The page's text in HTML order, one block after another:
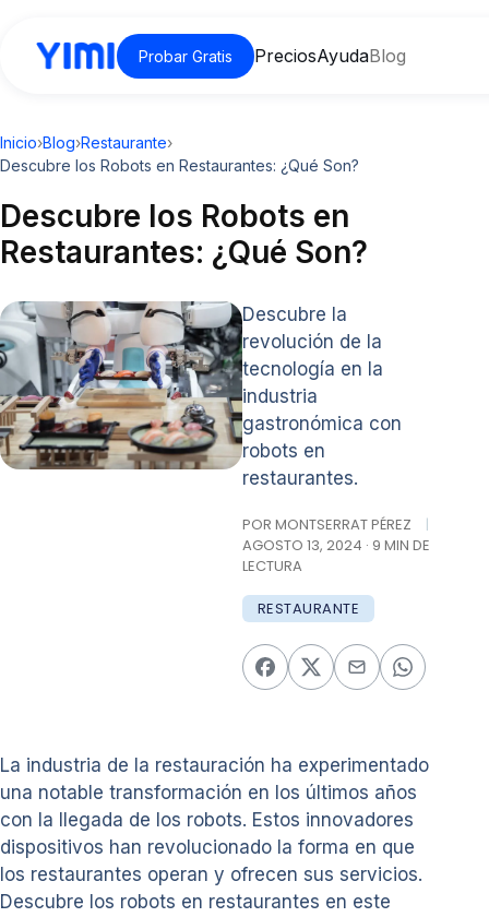
Probar Gratis PreciosAyudaBlog
Inicio›Blog›Restaurante›
Descubre los Robots en Restaurantes: ¿Qué Son?
Descubre los Robots en
Restaurantes: ¿Qué Son?
Descubre la
revolución de la
tecnología en la
industria
gastronómica con
robots en
restaurantes.
POR MONTSERRAT PÉREZ
|
AGOSTO 13, 2024 · 9 MIN DE
LECTURA
RESTAURANTE
La industria de la restauración ha experimentado
una notable transformación en los últimos años
con la llegada de los robots. Estos innovadores
dispositivos han revolucionado la forma en que
los restaurantes operan y ofrecen sus servicios.
Descubre los robots en restaurantes en este